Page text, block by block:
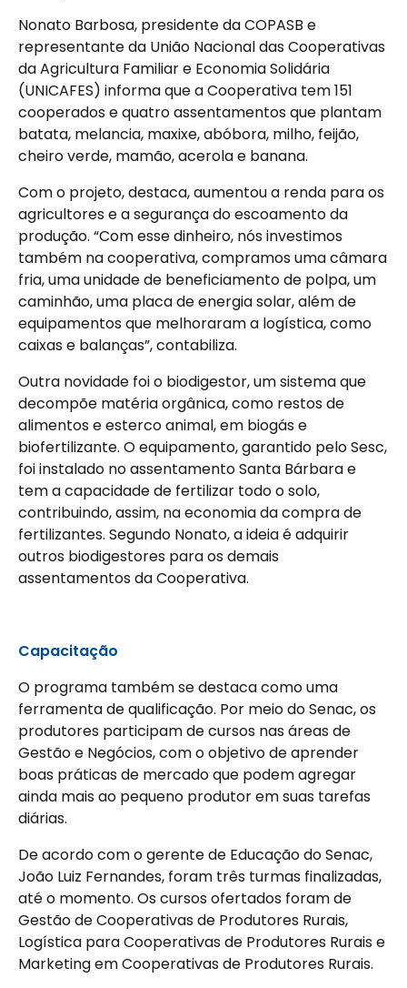
Nonato Barbosa, presidente da COPASB e
representante da União Nacional das Cooperativas
da Agricultura Familiar e Economia Solidária
(UNICAFES) informa que a Cooperativa tem 151
cooperados e quatro assentamentos que plantam
batata, melancia, maxixe, abóbora, milho, feijão,
cheiro verde, mamão, acerola e banana.
Com o projeto, destaca, aumentou a renda para os
agricultores e a segurança do escoamento da
produção. “Com esse dinheiro, nós investimos
também na cooperativa, compramos uma câmara
fria, uma unidade de beneficiamento de polpa, um
caminhão, uma placa de energia solar, além de
equipamentos que melhoraram a logística, como
caixas e balanças”, contabiliza.
Outra novidade foi o biodigestor, um sistema que
decompõe matéria orgânica, como restos de
alimentos e esterco animal, em biogás e
biofertilizante. O equipamento, garantido pelo Sesc,
foi instalado no assentamento Santa Bárbara e
tem a capacidade de fertilizar todo o solo,
contribuindo, assim, na economia da compra de
fertilizantes. Segundo Nonato, a ideia é adquirir
outros biodigestores para os demais
assentamentos da Cooperativa.
Capacitação
O programa também se destaca como uma
ferramenta de qualificação. Por meio do Senac, os
produtores participam de cursos nas áreas de
Gestão e Negócios, com o objetivo de aprender
boas práticas de mercado que podem agregar
ainda mais ao pequeno produtor em suas tarefas
diárias.
De acordo com o gerente de Educação do Senac,
João Luiz Fernandes, foram três turmas finalizadas,
até o momento. Os cursos ofertados foram de
Gestão de Cooperativas de Produtores Rurais,
Logística para Cooperativas de Produtores Rurais e
Marketing em Cooperativas de Produtores Rurais.